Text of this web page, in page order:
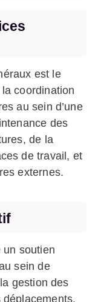
est le
coordination
au sein d’une
des
de la
de travail, et
externes.
un soutien
sein de
gestion des
déplacements,